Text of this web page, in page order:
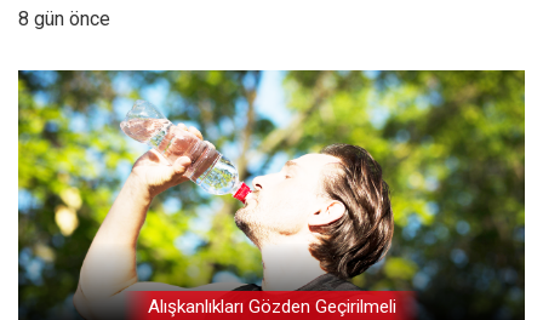
8 gün önce
Alışkanlıkları Gözden Geçirilmeli